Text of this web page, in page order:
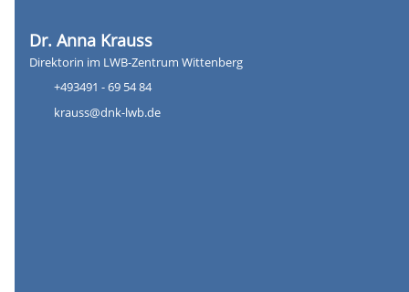
Dr. Anna Krauss
Direktorin im LWB-Zentrum Wittenberg
+493491 - 69 54 84
krauss@dnk-lwb.de